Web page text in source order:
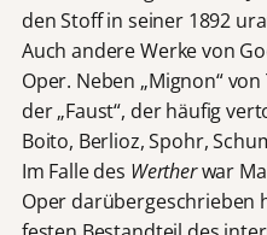
den Stoff in seiner 1892
Auch andere Werke von
Oper. Neben „Mignon“
der „Faust“, der häufig
Boito, Berlioz, Spohr,
Im Falle des Wertherwar
Oper darübergeschrieben